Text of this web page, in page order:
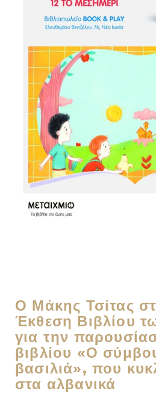
Ο Μάκης Τσίτας
Έκθεση Βιβλίου
για την
βιβλίου «Ο
βασιλιά», που
στα αλβανικά